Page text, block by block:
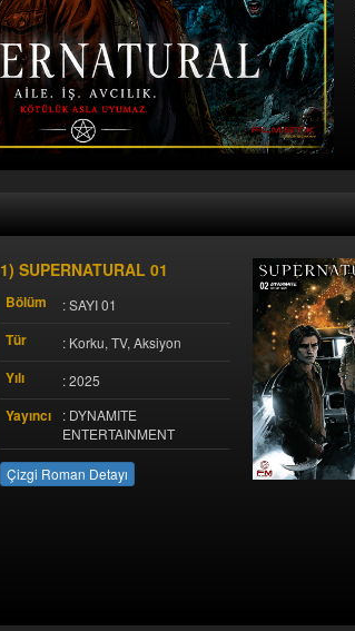
1) SUPERNATURAL 01
Bölüm : SAYI 01
Tür : Korku, TV, Aksiyon
Yılı : 2025
Yayıncı
: DYNAMITE
ENTERTAINMENT
Çizgi Roman Detayı